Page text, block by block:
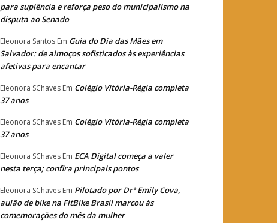
para suplência e reforça peso do municipalismo na
disputa ao Senado
Eleonora Santos Em Guia do Dia das Mães em
Salvador: de almoços sofisticados às experiências
afetivas para encantar
Eleonora SChaves Em Colégio Vitória-Régia completa
37 anos
Eleonora SChaves Em Colégio Vitória-Régia completa
37 anos
Eleonora SChaves Em ECA Digital começa a valer
nesta terça; confira principais pontos
Eleonora SChaves Em Pilotado por Drª Emily Cova,
aulão de bike na FitBike Brasil marcou às
comemorações do mês da mulher